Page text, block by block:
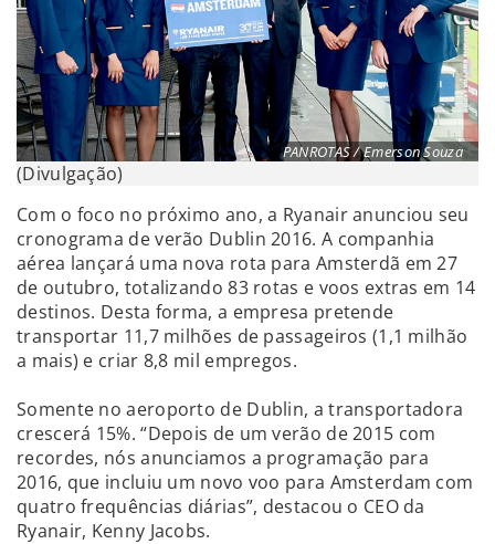
PANROTAS / Emerson Souza
(Divulgação)
Com o foco no próximo ano, a Ryanair anunciou seu
cronograma de verão Dublin 2016. A companhia
aérea lançará uma nova rota para Amsterdã em 27
de outubro, totalizando 83 rotas e voos extras em 14
destinos. Desta forma, a empresa pretende
transportar 11,7 milhões de passageiros (1,1 milhão
a mais) e criar 8,8 mil empregos.
Somente no aeroporto de Dublin, a transportadora
crescerá 15%. “Depois de um verão de 2015 com
recordes, nós anunciamos a programação para
2016, que incluiu um novo voo para Amsterdam com
quatro frequências diárias”, destacou o CEO da
Ryanair, Kenny Jacobs.